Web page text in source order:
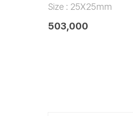
Size : 25X25mm
503,000